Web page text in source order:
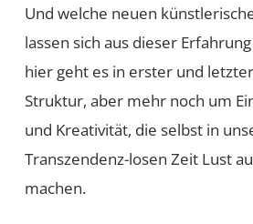
Und welche neuen
lassen sich aus dieser
hier geht es in erster und
Struktur, aber mehr noch um
und Kreativität, die selbst in
Transzendenz-losen Zeit Lust
machen.